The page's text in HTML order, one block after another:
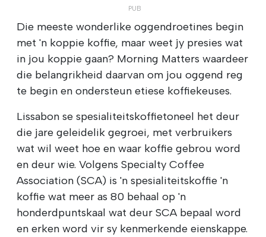
Die meeste wonderlike oggendroetines begin
met 'n koppie koffie, maar weet jy presies wat
in jou koppie gaan? Morning Matters waardeer
die belangrikheid daarvan om jou oggend reg
te begin en ondersteun etiese koffiekeuses.
Lissabon se spesialiteitskoffietoneel het deur
die jare geleidelik gegroei, met verbruikers
wat wil weet hoe en waar koffie gebrou word
en deur wie. Volgens Specialty Coffee
Association (SCA) is 'n spesialiteitskoffie 'n
koffie wat meer as 80 behaal op 'n
honderdpuntskaal wat deur SCA bepaal word
en erken word vir sy kenmerkende eienskappe.